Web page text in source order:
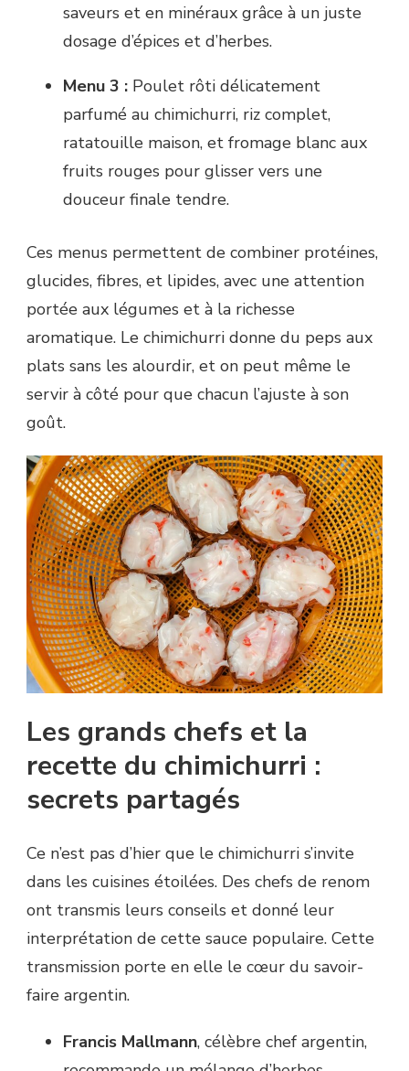
saveurs et en minéraux grâce à un juste
dosage d’épices et d’herbes.
Menu 3 : Poulet rôti délicatement
parfumé au chimichurri, riz complet,
ratatouille maison, et fromage blanc aux
fruits rouges pour glisser vers une
douceur finale tendre.
Ces menus permettent de combiner protéines,
glucides, fibres, et lipides, avec une attention
portée aux légumes et à la richesse
aromatique. Le chimichurri donne du peps aux
plats sans les alourdir, et on peut même le
servir à côté pour que chacun l’ajuste à son
goût.
Les grands chefs et la
recette du chimichurri :
secrets partagés
Ce n’est pas d’hier que le chimichurri s’invite
dans les cuisines étoilées. Des chefs de renom
ont transmis leurs conseils et donné leur
interprétation de cette sauce populaire. Cette
transmission porte en elle le cœur du savoir-
faire argentin.
Francis Mallmann, célèbre chef argentin,